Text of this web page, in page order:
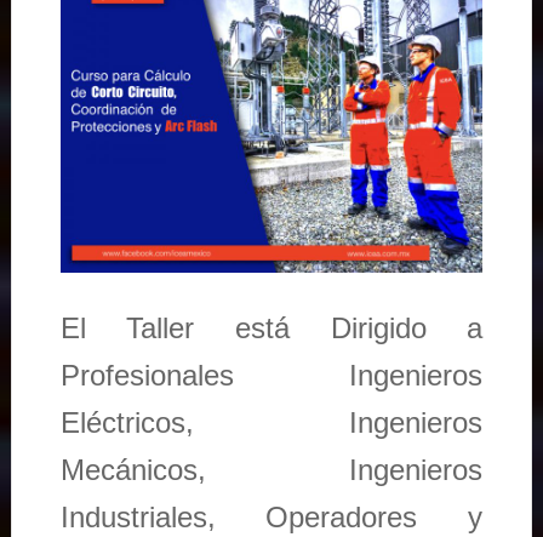
El Taller está Dirigido a
Profesionales Ingenieros
Eléctricos, Ingenieros
Mecánicos, Ingenieros
Industriales, Operadores y